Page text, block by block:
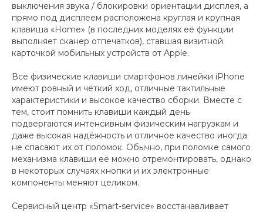
выключения звука / блокировки ориентации дисплея, а
прямо под дисплеем расположена круглая и крупная
клавиша «Home» (в последних моделях её функции
выполняет сканер отпечатков), ставшая визитной
карточкой мобильных устройств от Apple.
Все физические клавиши смартфонов линейки iPhone
имеют ровный и чёткий ход, отличные тактильные
характеристики и высокое качество сборки. Вместе с
тем, стоит помнить клавиши каждый день
подвергаются интенсивным физическим нагрузкам и
даже высокая надёжность и отличное качество иногда
не спасают их от поломок. Обычно, при поломке самого
механизма клавиши её можно отремонтировать, однако
в некоторых случаях кнопки и их электронные
компоненты меняют целиком.
Сервисный центр «Smart-service» восстанавливает